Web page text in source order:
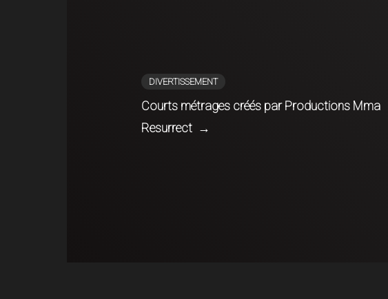
DIVERTISSEMENT
Courts métrages créés par Productions Mma
Resurrect →